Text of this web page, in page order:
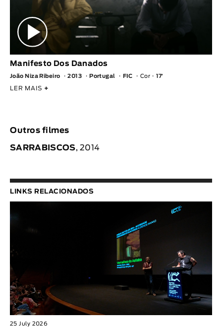
Manifesto Dos Danados
João Niza Ribeiro 2013 Portugal FIC Cor 17′
LER MAIS +
Outros filmes
SARRABISCOS, 2014
LINKS RELACIONADOS
25 July 2026